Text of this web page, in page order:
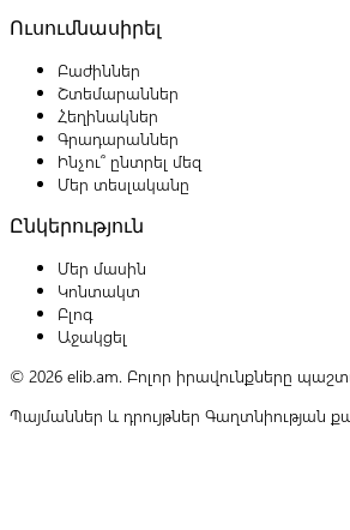
Ուսումնասիրել
Բաժիններ
Շտեմարաններ
Հեղինակներ
Գրադարաններ
Ինչու՞ ընտրել մեզ
Մեր տեսլականը
Ընկերություն
Մեր մասին
Կոնտակտ
Բլոգ
Աջակցել
© 2026 elib.am. Բոլոր իրավունքները
Պայմաններ և դրույթներ Գաղտնիության